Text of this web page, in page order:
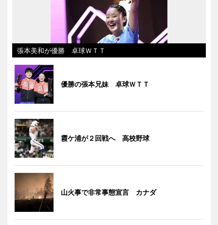
張本美和が優勝 卓球ＷＴＴ
優勝の張本兄妹 卓球ＷＴＴ
霞ケ浦が２回戦へ 高校野球
山火事で非常事態宣言 カナダ